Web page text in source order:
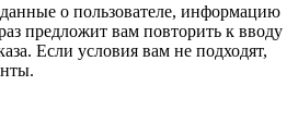
о пользователе, информацию
предложит вам повторить к вводу
Если условия вам не подходят,